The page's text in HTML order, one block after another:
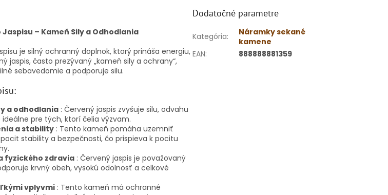
– Kameň Sily a Odhodlania
je silný ochranný doplnok, ktorý prináša energiu,
jaspis, často prezývaný „kameň sily a ochrany“,
sebavedomie a podporuje silu.
a odhodlania : Červený jaspis zvyšuje silu, odvahu
pre tých, ktorí čelia výzvam.
a stability : Tento kameň pomáha uzemniť
stability a bezpečnosti, čo prispieva k pocitu
fyzického zdravia : Červený jaspis je považovaný
krvný obeh, vysokú odolnosť a celkové
vplyvmi : Tento kameň má ochranné
Dodatočné parametre
Kategória:
Náramky sekané
kamene
EAN: 888888881359